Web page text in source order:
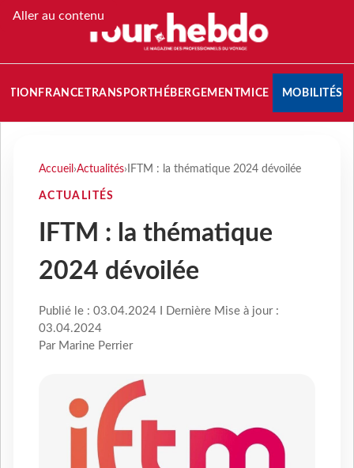
Aller au contenu
FRANCETRANSPORT HÉBERGEMENTMICE MOBILITÉS
Accueil ›Actualités› IFTM : la thématique 2024 dévoilée
ACTUALITÉS
IFTM : la thématique
2024 dévoilée
Publié le : 03.04.2024 I Dernière Mise à jour :
03.04.2024
Par Marine Perrier